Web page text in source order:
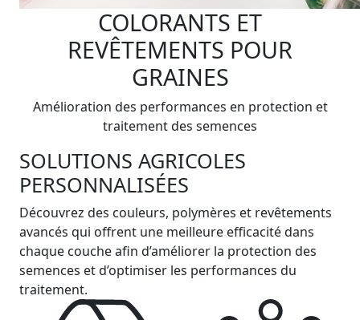
COLORANTS ET
REVÊTEMENTS POUR
GRAINES
Amélioration des performances en protection et
traitement des semences
SOLUTIONS AGRICOLES
PERSONNALISÉES
Découvrez des couleurs, polymères et revêtements
avancés qui offrent une meilleure efficacité dans
chaque couche afin d’améliorer la protection des
semences et d’optimiser les performances du
traitement.